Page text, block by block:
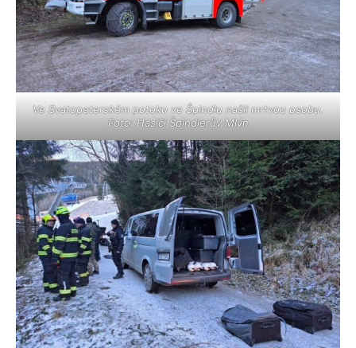
Ve Svatopeterském potoku ve Špindlu našli mrtvou osobu.
Foto: Hasiči Špindlerův Mlýn